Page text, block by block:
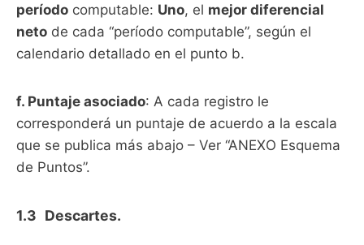
período computable: Uno, el mejor diferencial
neto de cada “período computable”, según el
calendario detallado en el punto b.
f. Puntaje asociado: A cada registro le
corresponderá un puntaje de acuerdo a la escala
que se publica más abajo – Ver “ANEXO Esquema
de Puntos”.
1.3 Descartes.